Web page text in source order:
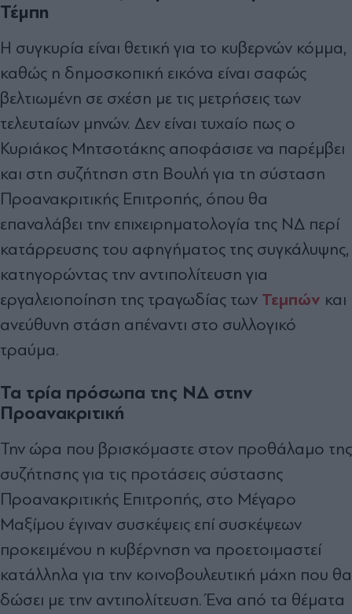
Τέμπη
Η συγκυρία είναι θετική για το κυβερνών κόμμα,
καθώς η δημοσκοπική εικόνα είναι σαφώς
βελτιωμένη σε σχέση με τις μετρήσεις των
τελευταίων μηνών. Δεν είναι τυχαίο πως ο
Κυριάκος Μητσοτάκης αποφάσισε να παρέμβει
και στη συζήτηση στη Βουλή για τη σύσταση
Προανακριτικής Επιτροπής, όπου θα
επαναλάβει την επιχειρηματολογία της ΝΔ περί
κατάρρευσης του αφηγήματος της συγκάλυψης,
κατηγορώντας την αντιπολίτευση για
εργαλειοποίηση της τραγωδίας των Τεμπών και
ανεύθυνη στάση απέναντι στο συλλογικό
τραύμα.
Τα τρία πρόσωπα της ΝΔ στην
Προανακριτική
Την ώρα που βρισκόμαστε στον προθάλαμο της
συζήτησης για τις προτάσεις σύστασης
Προανακριτικής Επιτροπής, στο Μέγαρο
Μαξίμου έγιναν συσκέψεις επί συσκέψεων
προκειμένου η κυβέρνηση να προετοιμαστεί
κατάλληλα για την κοινοβουλευτική μάχη που θα
δώσει με την αντιπολίτευση. Ένα από τα θέματα